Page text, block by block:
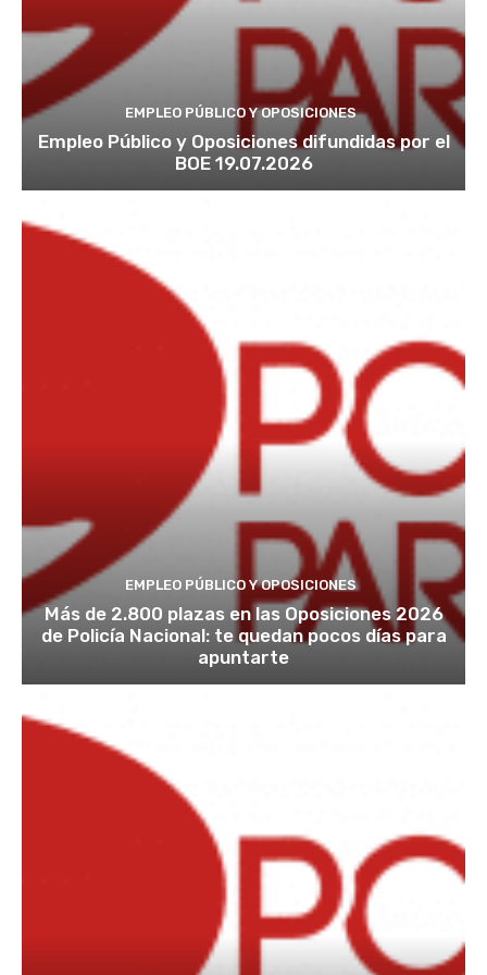
EMPLEO PÚBLICO Y OPOSICIONES
Empleo Público y Oposiciones difundidas por el
BOE 19.07.2026
EMPLEO PÚBLICO Y OPOSICIONES
Más de 2.800 plazas en las Oposiciones 2026
de Policía Nacional: te quedan pocos días para
apuntarte